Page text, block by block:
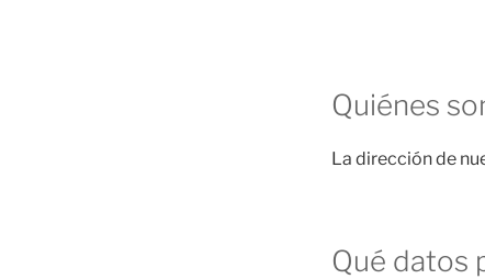
Quiénes
La dirección de
Qué datos